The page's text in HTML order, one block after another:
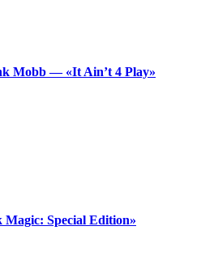
Mobb — «It Ain’t 4 Play»
Special Edition»